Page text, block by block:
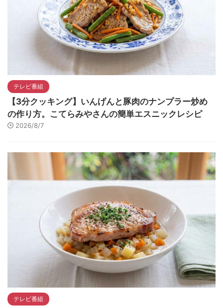
テレビ番組
【3分クッキング】いんげんと豚肉のナンプラー炒め
の作り方。こてらみやさんの簡単エスニックレシピ
2026/8/7
テレビ番組